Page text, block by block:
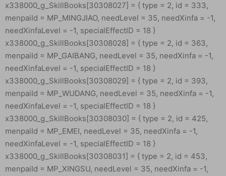
x338000_g_SkillBooks[30308027] = { type = 2, id = 333,
menpaiId = MP_MINGJIAO, needLevel = 35, needXinfa = -1,
needXinfaLevel = -1, specialEffectID = 18 }
x338000_g_SkillBooks[30308028] = { type = 2, id = 363,
menpaiId = MP_GAIBANG, needLevel = 35, needXinfa = -1,
needXinfaLevel = -1, specialEffectID = 18 }
x338000_g_SkillBooks[30308029] = { type = 2, id = 393,
menpaiId = MP_WUDANG, needLevel = 35, needXinfa = -1,
needXinfaLevel = -1, specialEffectID = 18 }
x338000_g_SkillBooks[30308030] = { type = 2, id = 425,
menpaiId = MP_EMEI, needLevel = 35, needXinfa = -1,
needXinfaLevel = -1, specialEffectID = 18 }
x338000_g_SkillBooks[30308031] = { type = 2, id = 453,
menpaiId = MP_XINGSU, needLevel = 35, needXinfa = -1,